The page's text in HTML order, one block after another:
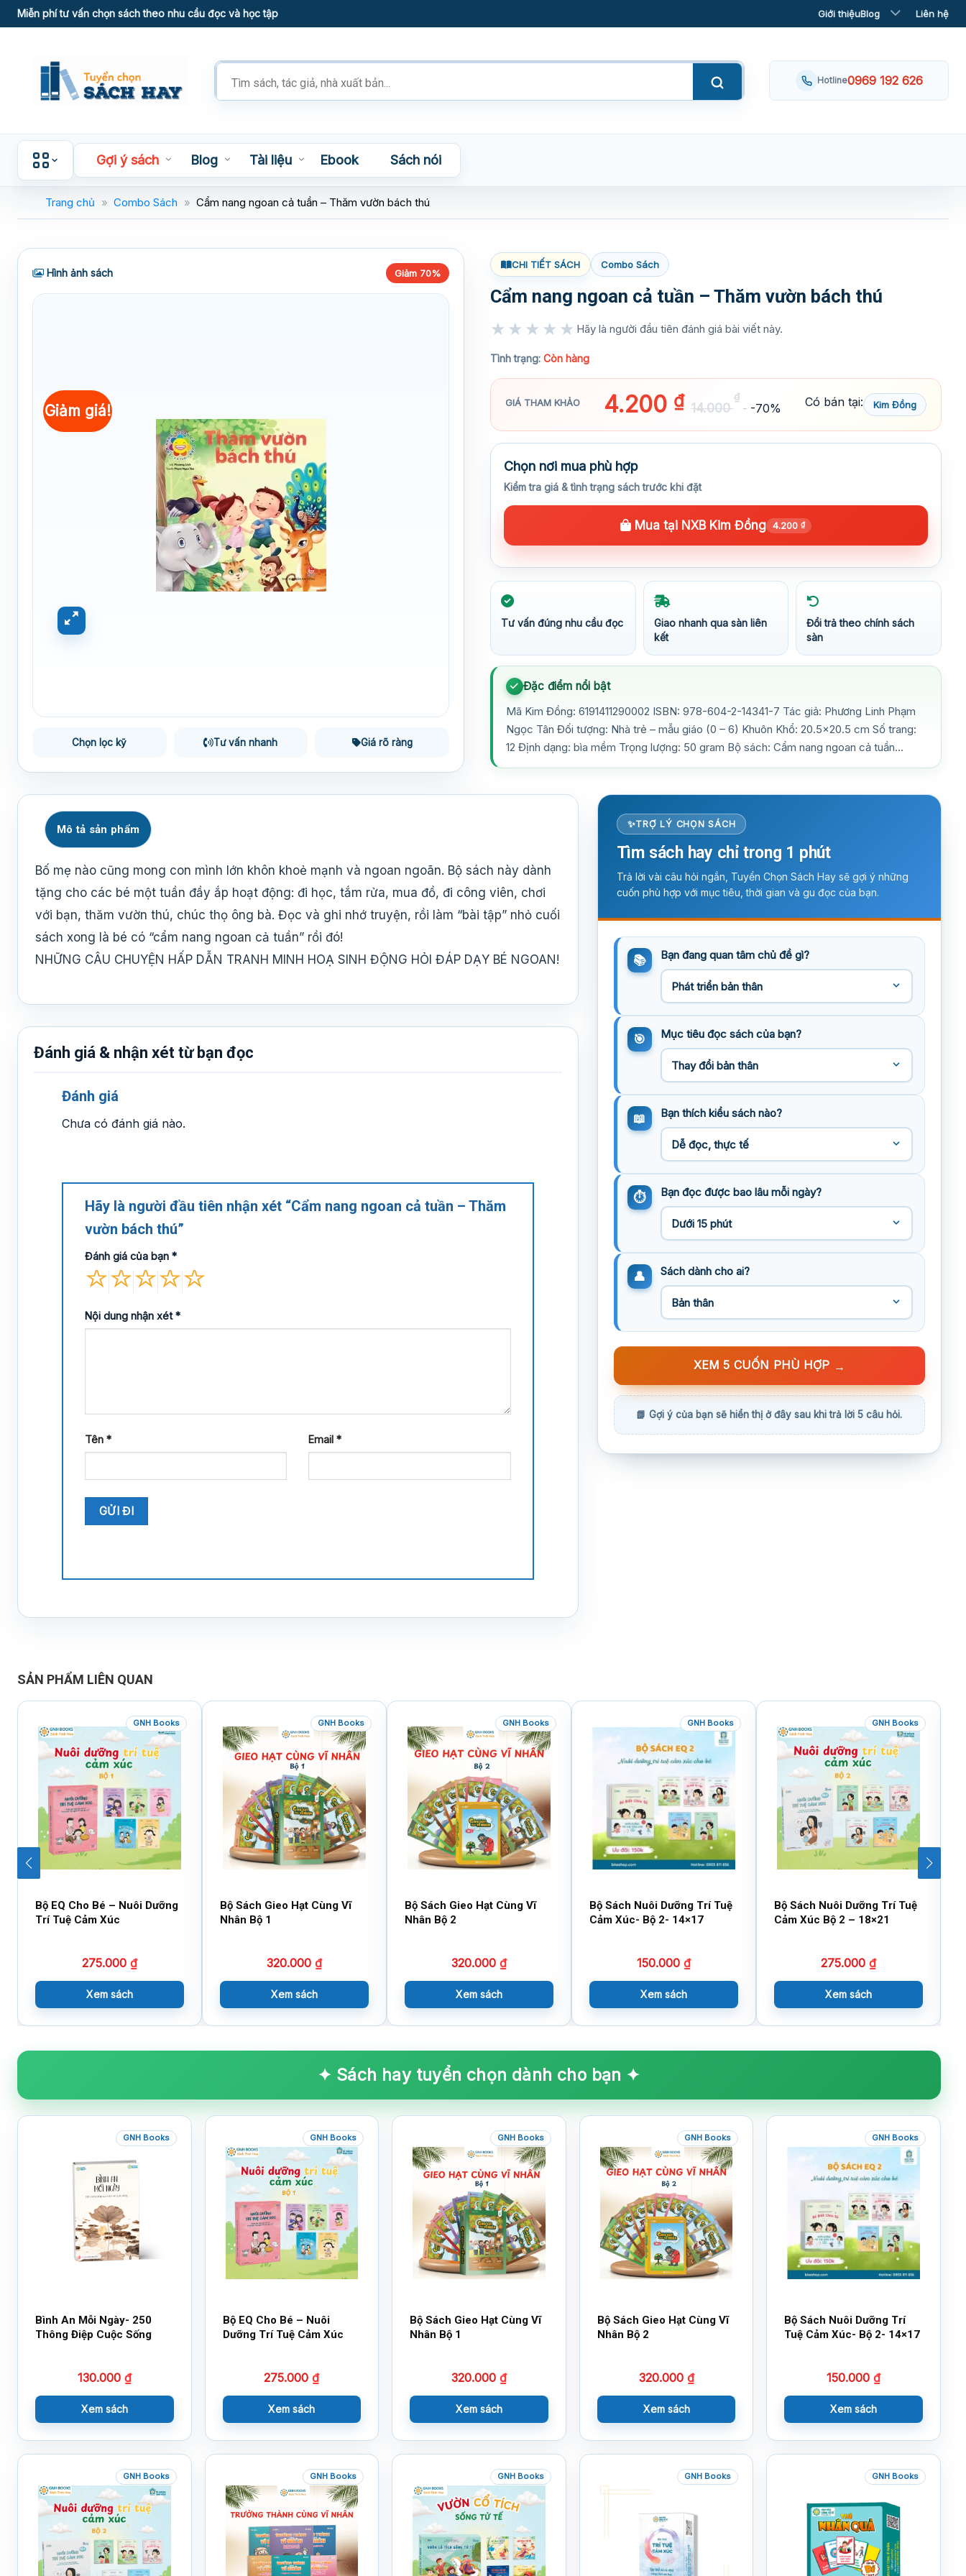
Skip
to
Miễn phí tư vấn chọn sách theo nhu cầu đọc và học tập Giới thiệuBlog Liên hệ
Tìm
kiếm
phẩm
Hotline0969 192 626
Gợi ý sách Blog Tài liệu Ebook Sách nói
Trang chủ » Combo Sách » Cẩm nang ngoan cả tuần – Thăm vườn bách thú
Hình ảnh sách Giảm 70%
Giảm giá!
Chọn lọc kỹ Tư vấn nhanh Giá rõ ràng
CHI TIẾT SÁCH Combo Sách
Cẩm nang ngoan cả tuần – Thăm vườn bách thú
★★★★★ Hãy là người đầu tiên đánh giá bài viết này.
Tình trạng: Còn hàng
GIÁ THAM KHẢO 4.200 ₫ 14.000
₫
-70% Có bán tại: Kim Đồng
Chọn nơi mua phù hợp
Kiểm tra giá & tình trạng sách trước khi đặt
Mua tại NXB Kim Đồng 4.200 ₫
Tư vấn đúng nhu cầu đọc
Giao nhanh qua sàn liên
kết
Đổi trả theo chính sách
sàn
Đặc điểm nổi bật
Mã Kim Đồng: 6191411290002 ISBN: 978-604-2-14341-7 Tác giả: Phương Linh Phạm
Ngọc Tân Đối tượng: Nhà trẻ – mẫu giáo (0 – 6) Khuôn Khổ: 20.5×20.5 cm Số trang:
12 Định dạng: bìa mềm Trọng lượng: 50 gram Bộ sách: Cẩm nang ngoan cả tuần…
Mô tả sản phẩm
Bố mẹ nào cũng mong con mình lớn khôn khoẻ mạnh và ngoan ngoãn. Bộ sách này dành
tặng cho các bé một tuần đầy ắp hoạt động: đi học, tắm rửa, mua đồ, đi công viên, chơi
với bạn, thăm vườn thú, chúc thọ ông bà. Đọc và ghi nhớ truyện, rồi làm “bài tập” nhỏ cuối
sách xong là bé có “cẩm nang ngoan cả tuần” rồi đó!
NHỮNG CÂU CHUYỆN HẤP DẪN TRANH MINH HOẠ SINH ĐỘNG HỎI ĐÁP DẠY BÉ NGOAN!
Đánh giá & nhận xét từ bạn đọc
Đánh giá
Chưa có đánh giá nào.
Hãy là người đầu tiên nhận xét “Cẩm nang ngoan cả tuần – Thăm
vườn bách thú”
Đánh giá của bạn *
Nội dung nhận xét*
Tên * Email*
TRỢ LÝ CHỌN SÁCH
Tìm sách hay chỉ trong 1 phút
Trả lời vài câu hỏi ngắn, Tuyển Chọn Sách Hay sẽ gợi ý những
cuốn phù hợp với mục tiêu, thời gian và gu đọc của bạn.
Bạn đang quan tâm chủ đề gì?
Mục tiêu đọc sách của bạn?
Bạn thích kiểu sách nào?
Bạn đọc được bao lâu mỗi ngày?
Sách dành cho ai?
XEM 5 CUỐN PHÙ HỢP →
SẢN PHẨM LIÊN QUAN
GNH Books
Bộ EQ Cho Bé – Nuôi Dưỡng
Trí Tuệ Cảm Xúc
275.000 ₫
Xem sách
GNH Books
Bộ Sách Gieo Hạt Cùng Vĩ
Nhân Bộ 1
320.000 ₫
Xem sách
GNH Books
Bộ Sách Gieo Hạt Cùng Vĩ
Nhân Bộ 2
320.000 ₫
Xem sách
GNH Books
Bộ Sách Nuôi Dưỡng Trí Tuệ
Cảm Xúc- Bộ 2- 14×17
150.000 ₫
Xem sách
GNH Books
Bộ Sách Nuôi Dưỡng Trí Tuệ
Cảm Xúc Bộ 2 – 18×21
275.000 ₫
Xem sách
✦ Sách hay tuyển chọn dành cho bạn ✦
GNH Books
Bình An Mỗi Ngày- 250
Thông Điệp Cuộc Sống
130.000 ₫
Xem sách
GNH Books
Bộ EQ Cho Bé – Nuôi
Dưỡng Trí Tuệ Cảm Xúc
275.000₫
Xem sách
GNH Books
Bộ Sách Gieo Hạt Cùng Vĩ
Nhân Bộ 1
320.000 ₫
Xem sách
GNH Books
Bộ Sách Gieo Hạt Cùng Vĩ
Nhân Bộ 2
320.000 ₫
Xem sách
GNH Books
Bộ Sách Nuôi Dưỡng Trí
Tuệ Cảm Xúc- Bộ 2- 14×17
150.000₫
Xem sách
GNH Books GNH Books GNH Books GNH Books GNH Books